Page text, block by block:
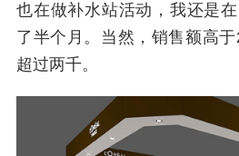
也在做补水站活动，我还是
了半个月。当然，销售额高
超过两千。